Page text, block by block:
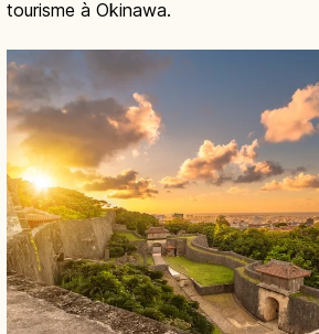
tourisme à Okinawa.